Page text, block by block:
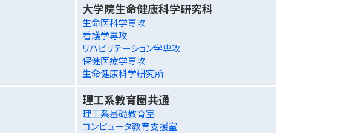
大学院生命健康科学研究科
生命医科学専攻
看護学専攻
リハビリテーション学専攻
保健医療学専攻
生命健康科学研究所
理工系教育圏共通
理工系基礎教育室
コンピュータ教育支援室